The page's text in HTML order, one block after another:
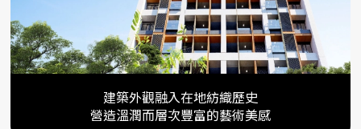
建築外觀融入在地紡織歷史
營造溫潤而層次豐富的藝術美感